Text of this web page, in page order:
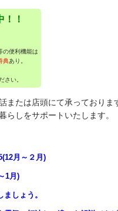
！
の便利機能は
典あり。
さい。
または店頭にて承っており
らしをサポートいたします。
月～２月)
1月)
しょう。